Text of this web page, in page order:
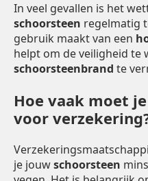
In veel gevallen is het
schoorsteen regelmatig
gebruik maakt van een
helpt om de veiligheid te
schoorsteenbrand te
Hoe vaak moet
voor
je jouwschoorsteen